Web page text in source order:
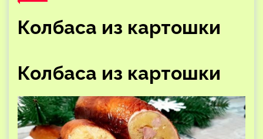
Колбаса из картошки
Колбаса из картошки